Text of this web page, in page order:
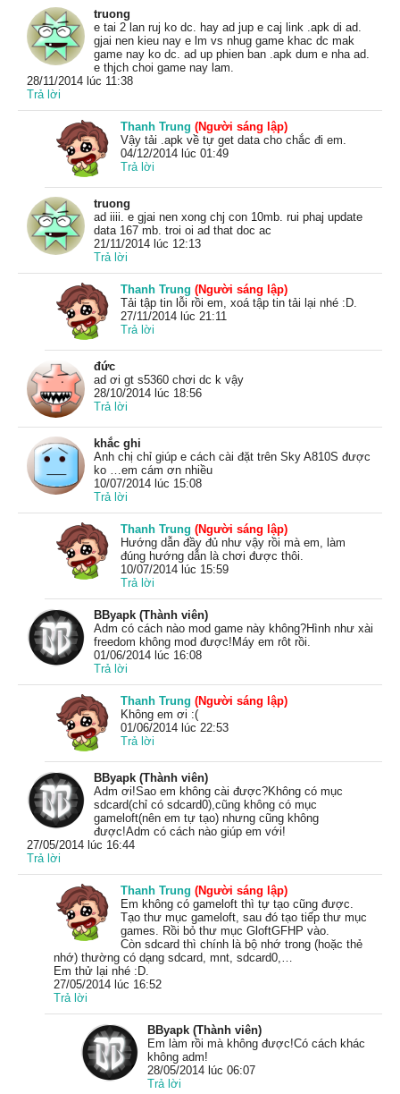
truong
e tai 2 lan ruj ko dc. hay ad jup e caj link .apk di ad.
gjai nen kieu nay e lm vs nhug game khac dc mak
game nay ko dc. ad up phien ban .apk dum e nha ad.
e thjch choi game nay lam.
28/11/2014 lúc 11:38
Trả lời
Thanh Trung (Người sáng lập)
Vậy tải .apk về tự get data cho chắc đi em.
04/12/2014 lúc 01:49
Trả lời
truong
ad iiii. e gjai nen xong chj con 10mb. rui phaj update
data 167 mb. troi oi ad that doc ac
21/11/2014 lúc 12:13
Trả lời
Thanh Trung (Người sáng lập)
Tải tập tin lỗi rồi em, xoá tập tin tải lại nhé :D.
27/11/2014 lúc 21:11
Trả lời
đức
ad ơi gt s5360 chơi dc k vậy
28/10/2014 lúc 18:56
Trả lời
khắc ghi
Anh chị chỉ giúp e cách cài đặt trên Sky A810S được
ko …em cám ơn nhiều
10/07/2014 lúc 15:08
Trả lời
Thanh Trung (Người sáng lập)
Hướng dẫn đầy đủ như vậy rồi mà em, làm
đúng hướng dẫn là chơi được thôi.
10/07/2014 lúc 15:59
Trả lời
BByapk (Thành viên)
Adm có cách nào mod game này không?Hình như xài
freedom không mod được!Máy em rôt rồi.
01/06/2014 lúc 16:08
Trả lời
Thanh Trung (Người sáng lập)
Không em ơi :(
01/06/2014 lúc 22:53
Trả lời
BByapk (Thành viên)
Adm ơi!Sao em không cài được?Không có mục
sdcard(chỉ có sdcard0),cũng không có mục
gameloft(nên em tự tạo) nhưng cũng không
được!Adm có cách nào giúp em với!
27/05/2014 lúc 16:44
Trả lời
Thanh Trung (Người sáng lập)
Em không có gameloft thì tự tạo cũng được.
Tạo thư mục gameloft, sau đó tạo tiếp thư mục
games. Rồi bỏ thư mục GloftGFHP vào.
Còn sdcard thì chính là bộ nhớ trong (hoặc thẻ
nhớ) thường có dạng sdcard, mnt, sdcard0,…
Em thử lại nhé :D.
27/05/2014 lúc 16:52
Trả lời
BByapk (Thành viên)
Em làm rồi mà không được!Có cách khác
không adm!
28/05/2014 lúc 06:07
Trả lời